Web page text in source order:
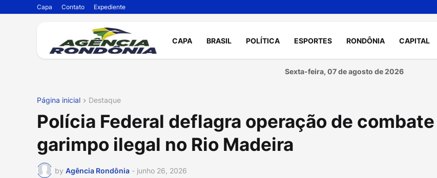
Capa Contato Expediente
CAPA BRASIL POLÍTICA ESPORTES RONDÔNIA CAPITAL
Sexta-feira, 07 de agosto de 2026
Página inicial Destaque
Polícia Federal deflagra operação de
garimpo ilegal no Rio Madeira
by Agência Rondônia - junho 26, 2026